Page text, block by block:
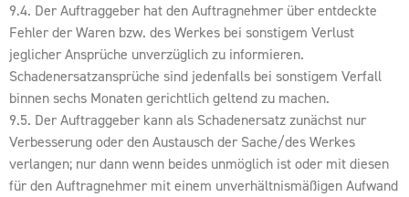
9.4. Der Auftraggeber hat den Auftragnehmer über entdeckte
Fehler der Waren bzw. des Werkes bei sonstigem Verlust
jeglicher Ansprüche unverzüglich zu informieren.
Schadenersatzansprüche sind jedenfalls bei sonstigem Verfall
binnen sechs Monaten gerichtlich geltend zu machen.
9.5. Der Auftraggeber kann als Schadenersatz zunächst nur
Verbesserung oder den Austausch der Sache/des Werkes
verlangen; nur dann wenn beides unmöglich ist oder mit diesen
für den Auftragnehmer mit einem unverhältnismäßigen Aufwand